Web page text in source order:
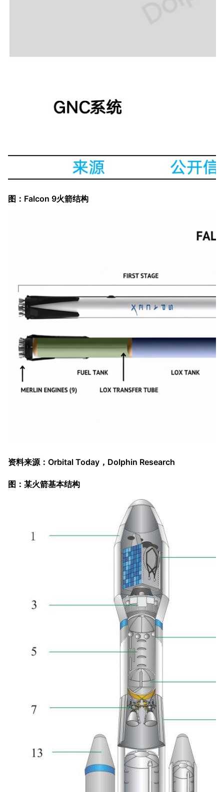
图：Falcon 9火箭结构
资料来源：Orbital Today，Dolphin Research
图：某火箭基本结构